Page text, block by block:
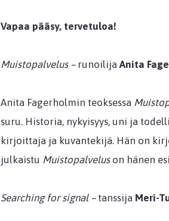
Vapaa pääsy, tervetuloa!
Muistopalvelus – runoilija Anita
Anita Fagerholmin teoksessa
suru. Historia, nykyisyys, uni ja
kirjoittaja ja kuvantekijä. Hän on
julkaistu Muistopalvelus on hänen
Searching for signal – tanssija Meri-